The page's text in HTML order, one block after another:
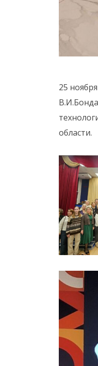
25
области.